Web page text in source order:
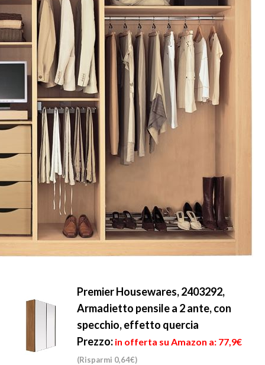
Premier Housewares, 2403292,
Armadietto pensile a 2 ante, con
specchio, effetto quercia
Prezzo: in offerta su Amazon a: 77,9€
(Risparmi 0,64€)